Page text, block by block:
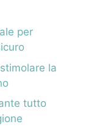
per
la
tutto